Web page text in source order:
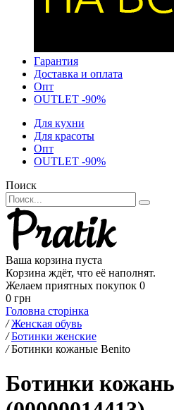
Гарантия
Доставка и оплата
Опт
OUTLET -90%
Для кухни
Для красоты
Опт
OUTLET -90%
Поиск
Ваша корзина пуста
Корзина ждёт, что её наполнят.
Желаем приятных покупок 0
0 грн
Головна сторінка
/ Женская обувь
/ Ботинки женские
/ Ботинки кожаные Benito
Ботинки